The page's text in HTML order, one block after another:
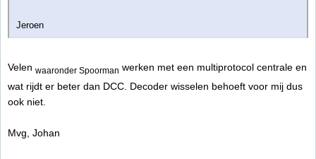
Jeroen
Velen waaronder Spoorman werken met een multiprotocol centrale en
wat rijdt er beter dan DCC. Decoder wisselen behoeft voor mij dus
ook niet.
Mvg, Johan